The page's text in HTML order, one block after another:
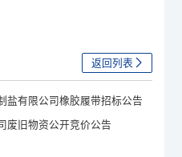
返回列表
盐有限公司橡胶履带招标公告
废旧物资公开竞价公告